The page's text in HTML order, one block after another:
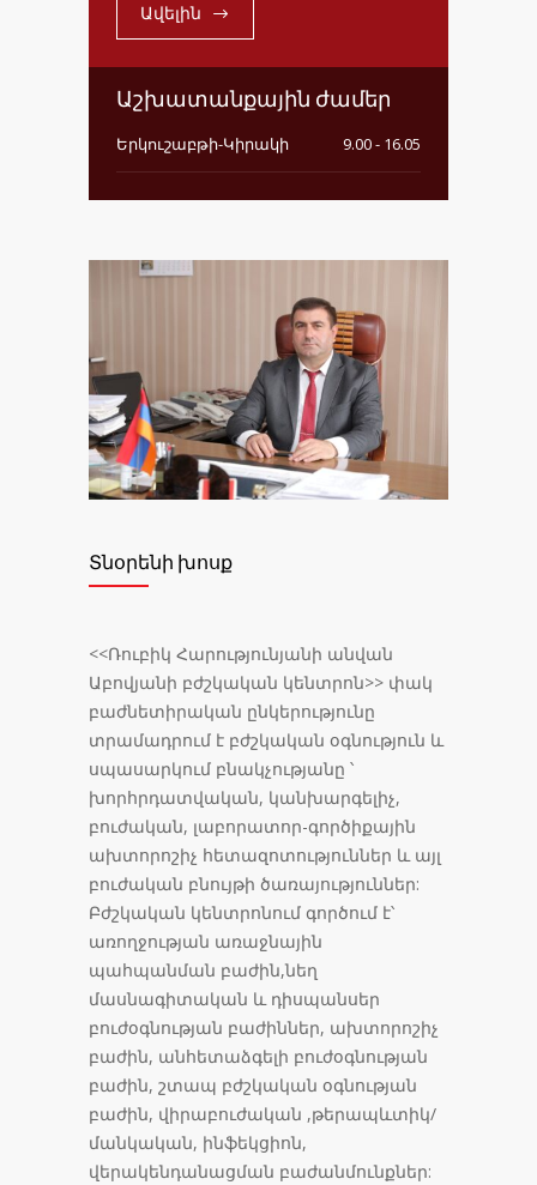
Ավելին
Աշխատանքային ժամեր
Երկուշաբթի-Կիրակի 9.00 - 16.05
Տնօրենի խոսք
<<Ռուբիկ Հարությունյանի անվան
Աբովյանի բժշկական կենտրոն>> փակ
բաժնետիրական ընկերությունը
տրամադրում է բժշկական օգնություն և
սպասարկում բնակչությանը ՝
խորհրդատվական, կանխարգելիչ,
բուժական, լաբորատոր-գործիքային
ախտորոշիչ հետազոտություններ և այլ
բուժական բնույթի ծառայություններ:
Բժշկական կենտրոնում գործում է՝
առողջության առաջնային
պահպանման բաժին,նեղ
մասնագիտական և դիսպանսեր
բուժօգնության բաժիններ, ախտորոշիչ
բաժին, անհետաձգելի բուժօգնության
բաժին, շտապ բժշկական օգնության
բաժին, վիրաբուժական ,թերապևտիկ/
մանկական, ինֆեկցիոն,
վերակենդանացման բաժանմունքներ: